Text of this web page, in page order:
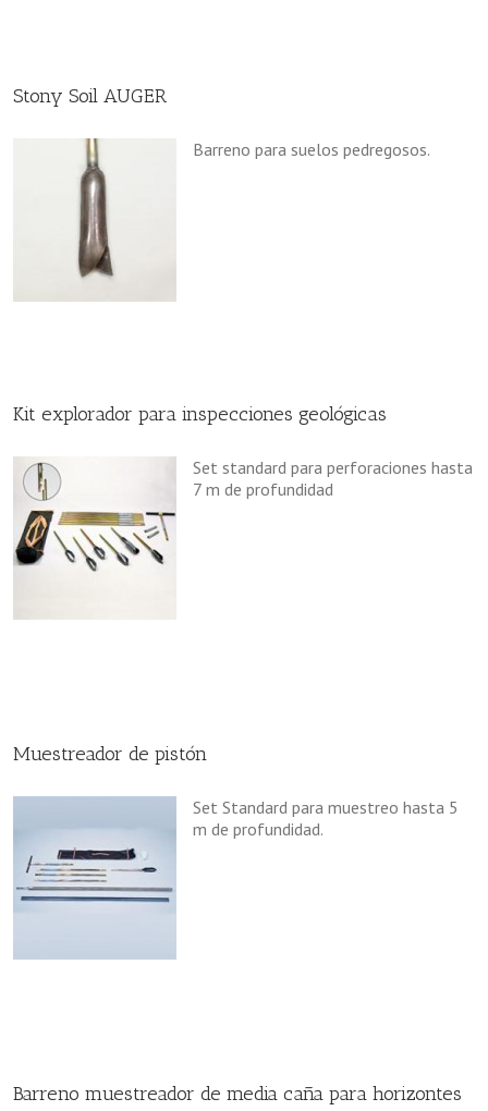
Stony Soil AUGER
Barreno para suelos pedregosos.
Kit explorador para inspecciones geológicas
Set standard para perforaciones hasta
7 m de profundidad
Muestreador de pistón
Set Standard para muestreo hasta 5
m de profundidad.
Barreno muestreador de media caña para horizontes